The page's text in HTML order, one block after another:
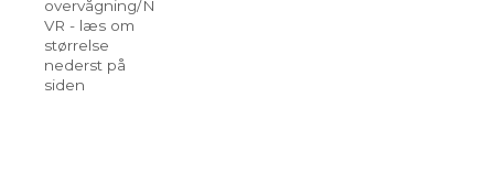
overvågning/N
VR - læs om
størrelse
nederst på
siden